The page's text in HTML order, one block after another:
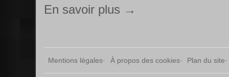
En savoir plus →
Mentions légales À propos des cookies Plan du site